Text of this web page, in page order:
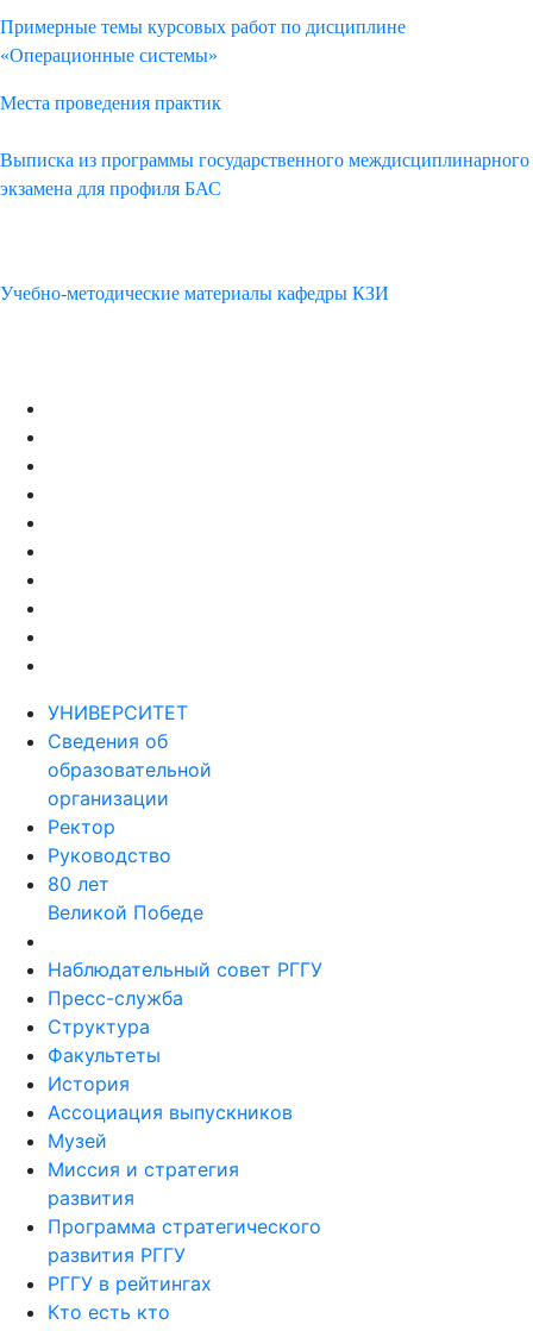
Примерные темы курсовых работ по дисциплине
«Операционные системы»
Места проведения практик
Выписка из программы государственного междисциплинарного
экзамена для профиля БАС
Учебно-методические материалы кафедры КЗИ
УНИВЕРСИТЕТ
Сведения об
образовательной
организации
Ректор
Руководство
80 лет
Великой Победе
Наблюдательный совет РГГУ
Пресс-служба
Структура
Факультеты
История
Ассоциация выпускников
Музей
Миссия и стратегия
развития
Программа стратегического
развития РГГУ
РГГУ в рейтингах
Кто есть кто